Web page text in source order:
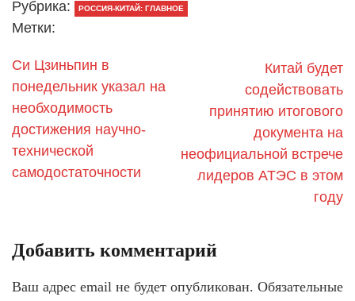
Рубрика: РОССИЯ-КИТАЙ: ГЛАВНОЕ
Метки:
Си Цзиньпин в
понедельник указал на
необходимость
достижения научно-
технической
самодостаточности
Китай будет
содействовать
принятию итогового
документа на
неофициальной встрече
лидеров АТЭС в этом
году
Добавить комментарий
Ваш адрес email не будет опубликован. Обязательные